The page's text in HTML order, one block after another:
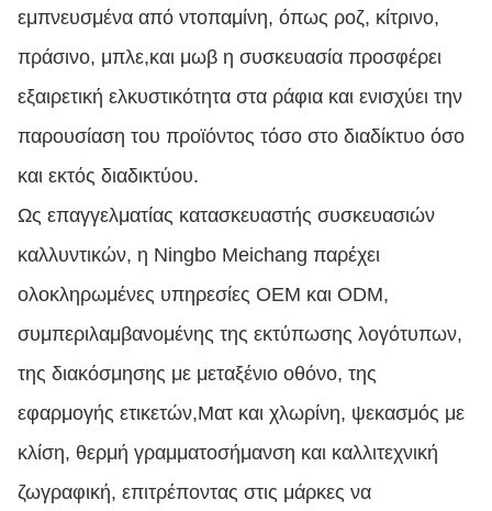
εμπνευσμένα από ντοπαμίνη, όπως ροζ, κίτρινο,
πράσινο, μπλε,και μωβ η συσκευασία προσφέρει
εξαιρετική ελκυστικότητα στα ράφια και ενισχύει την
παρουσίαση του προϊόντος τόσο στο διαδίκτυο όσο
και εκτός διαδικτύου.
Ως επαγγελματίας κατασκευαστής συσκευασιών
καλλυντικών, η Ningbo Meichang παρέχει
ολοκληρωμένες υπηρεσίες OEM και ODM,
συμπεριλαμβανομένης της εκτύπωσης λογότυπων,
της διακόσμησης με μεταξένιο οθόνο, της
εφαρμογής ετικετών,Ματ και χλωρίνη, ψεκασμός με
κλίση, θερμή γραμματοσήμανση και καλλιτεχνική
ζωγραφική, επιτρέποντας στις μάρκες να